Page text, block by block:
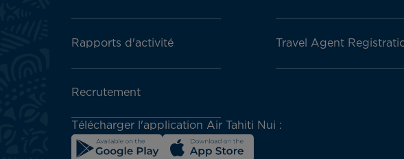
Rapports d'activité
Recrutement
Travel Agent
Télécharger l'application Air Tahiti Nui :